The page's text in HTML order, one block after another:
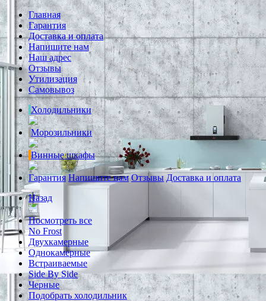
Главная
Гарантия
Доставка и оплата
Напишите нам
Наш адрес
Отзывы
Утилизация
Самовывоз
Холодильники
Морозильники
Винные шкафы
Гарантия Напишите нам Отзывы Доставка и оплата
Назад
Посмотреть все
No Frost
Двухкамерные
Однокамерные
Встраиваемые
Side By Side
Черные
Подобрать холодильник